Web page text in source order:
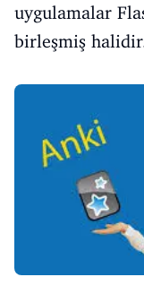
uygulamalar
birleşmiş